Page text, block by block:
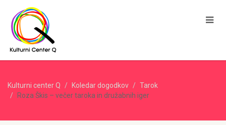
Kulturni center Q Koledar dogodkov
Tarok
Roza Škis – večer taroka in družabnih iger